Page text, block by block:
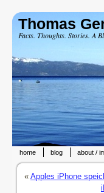
Thomas
Facts. Thoughts. Stories. A
home blog about /
« Apples iPhone